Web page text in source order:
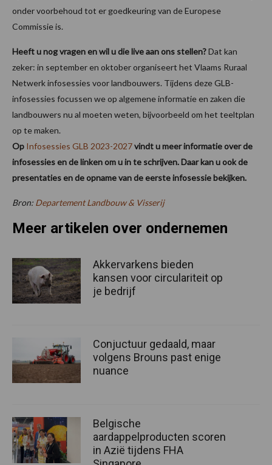
onder voorbehoud tot er goedkeuring van de Europese
Commissie is.
Heeft u nog vragen en wil u die live aan ons stellen?Dat kan
zeker: in september en oktober organiseert het Vlaams Ruraal
Netwerk infosessies voor landbouwers. Tijdens deze GLB-
infosessies focussen we op algemene informatie en zaken die
landbouwers nu al moeten weten, bijvoorbeeld om het teeltplan
op te maken.
Op Infosessies GLB 2023-2027vindt u meer informatie over de
infosessies en de linken om u in te schrijven. Daar kan u ook de
presentaties en de opname van de eerste infosessie bekijken.
Bron: Departement Landbouw & Visserij
Meer artikelen over ondernemen
Akkervarkens bieden
kansen voor circulariteit op
je bedrijf
Conjuctuur gedaald, maar
volgens Brouns past enige
nuance
Belgische
aardappelproducten scoren
in Azië tijdens FHA